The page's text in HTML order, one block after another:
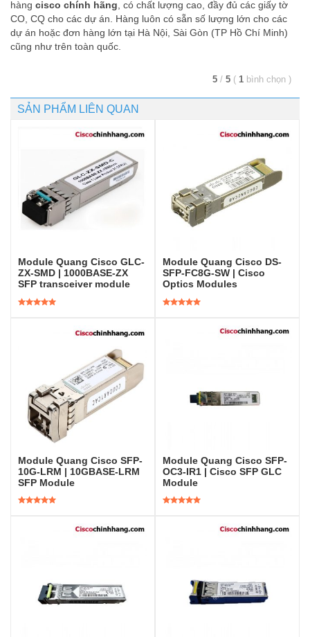
hàng cisco chính hãng , có chất lượng cao, đầy đủ các giấy tờ
CO, CQ cho các dự án. Hàng luôn có sẵn số lượng lớn cho các
dự án hoặc đơn hàng lớn tại Hà Nội, Sài Gòn (TP Hồ Chí Minh)
cũng như trên toàn quốc.
5 / 5 ( 1 bình chọn )
SẢN PHẨM LIÊN QUAN
Module Quang Cisco GLC-
ZX-SMD | 1000BASE-ZX
SFP transceiver module
Module Quang Cisco DS-
SFP-FC8G-SW | Cisco
Optics Modules
Module Quang Cisco SFP-
10G-LRM | 10GBASE-LRM
SFP Module
Module Quang Cisco SFP-
OC3-IR1 | Cisco SFP GLC
Module